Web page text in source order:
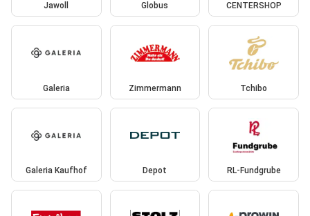
Jawoll Globus CENTERSHOP
Galeria Zimmermann Tchibo
Galeria Kaufhof Depot RL-Fundgrube